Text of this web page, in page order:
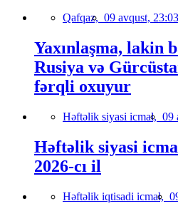
Qafqaz, 09 avqust, 23:03
Yaxınlaşma, lakin
Rusiya və
fərqli oxuyur
Həftəlik siyasi icmal, 09
Həftəlik siyasi
2026-cı il
Həftəlik iqtisadi icmal,